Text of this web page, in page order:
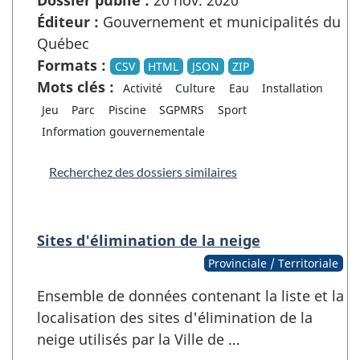
Éditeur : Gouvernement et municipalités du
Québec
Formats :
CSV HTML JSON ZIP
Mots clés : Activité Culture Eau
Installation
Jeu
Parc Piscine SGPMRS
Sport
Information gouvernementale
Recherchez des dossiers similaires
Sites d'élimination de la neige
Provinciale / Territoriale
Ensemble de données contenant la liste et la
localisation des sites d'élimination de la
neige utilisés par la Ville de …